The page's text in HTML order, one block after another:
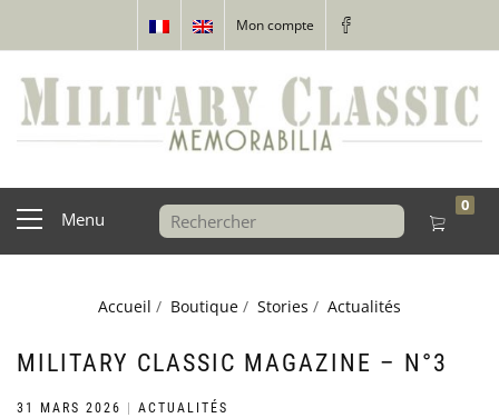
Mon compte
Menu
0
Accueil / Boutique / Stories / Actualités
MILITARY CLASSIC MAGAZINE – N°3
31 MARS 2026 ACTUALITÉS